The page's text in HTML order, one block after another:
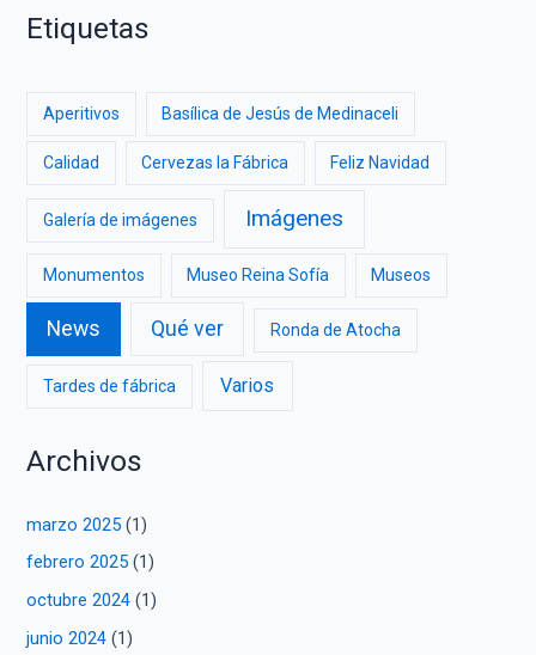
Etiquetas
Aperitivos Basílica de Jesús de Medinaceli
Calidad Cervezas la Fábrica Feliz Navidad
Galería de imágenes Imágenes
Monumentos Museo Reina Sofía Museos
News Qué ver Ronda de Atocha
Tardes de fábrica Varios
Archivos
marzo 2025 (1)
febrero 2025 (1)
octubre 2024 (1)
junio 2024 (1)